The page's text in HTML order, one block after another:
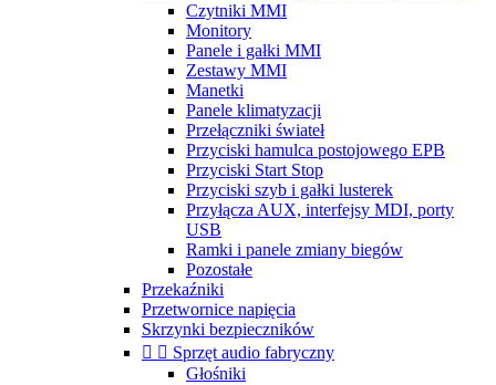
Czytniki MMI
Monitory
Panele i gałki MMI
Zestawy MMI
Manetki
Panele klimatyzacji
Przełączniki świateł
Przyciski hamulca postojowego EPB
Przyciski Start Stop
Przyciski szyb i gałki lusterek
Przyłącza AUX, interfejsy MDI, porty
USB
Ramki i panele zmiany biegów
Pozostałe
Przekaźniki
Przetwornice napięcia
Skrzynki bezpieczników
  Sprzęt audio fabryczny
Głośniki